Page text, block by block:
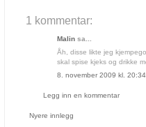
1 kommentar:
Malin sa...
Åh, disse likte jeg
skal spise kjeks og drikke
8. november 2009 kl. 20:34
Legg inn en kommentar
Nyere innlegg